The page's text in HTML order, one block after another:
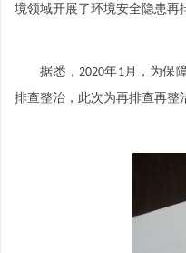
境领域开展了环境安全隐患再
据悉， 2020年1 月，为保
排查整治，此次为再排查再整